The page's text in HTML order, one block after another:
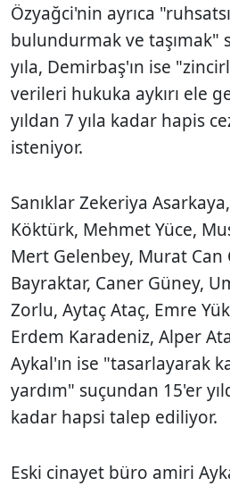
Özyağci'nin ayrıca
bulundurmak ve taşımak"
yıla, Demirbaş'ın ise
verileri hukuka aykırı ele
yıldan 7 yıla kadar hapis
isteniyor.
Sanıklar Zekeriya
Köktürk, Mehmet Yüce,
Mert Gelenbey, Murat Can
Bayraktar, Caner Güney,
Zorlu, Aytaç Ataç, Emre
Erdem Karadeniz, Alper
Aykal'ın ise "tasarlayarak
yardım" suçundan 15'er
kadar hapsi talep ediliyor.
Eski cinayet büro amiri